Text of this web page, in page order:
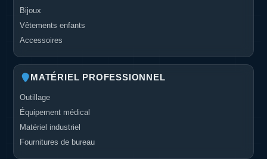
Bijoux
Vêtements enfants
Accessoires
MATÉRIEL PROFESSIONNEL
Outillage
Équipement médical
Matériel industriel
Fournitures de bureau